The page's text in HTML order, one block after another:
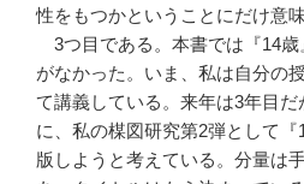
性をもつかということにだけ意
3つ目である。本書では『14歳
がなかった。いま、私は自分の
て講義している。来年は3年目
に、私の楳図研究第2弾として
版しようと考えている。分量は